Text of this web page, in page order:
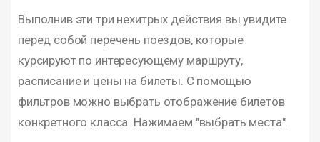
Выполнив эти три нехитрых действия вы увидите
перед собой перечень поездов, которые
курсируют по интересующему маршруту,
расписание и цены на билеты. С помощью
фильтров можно выбрать отображение билетов
конкретного класса. Нажимаем "выбрать места".